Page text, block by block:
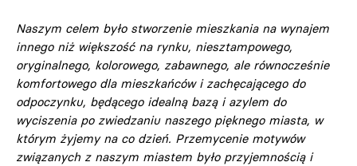
Naszym celem było stworzenie mieszkania na wynajem
innego niż większość na rynku, niesztampowego,
oryginalnego, kolorowego, zabawnego, ale równocześnie
komfortowego dla mieszkańców i zachęcającego do
odpoczynku, będącego idealną bazą i azylem do
wyciszenia po zwiedzaniu naszego pięknego miasta, w
którym żyjemy na co dzień. Przemycenie motywów
związanych z naszym miastem było przyjemnością i